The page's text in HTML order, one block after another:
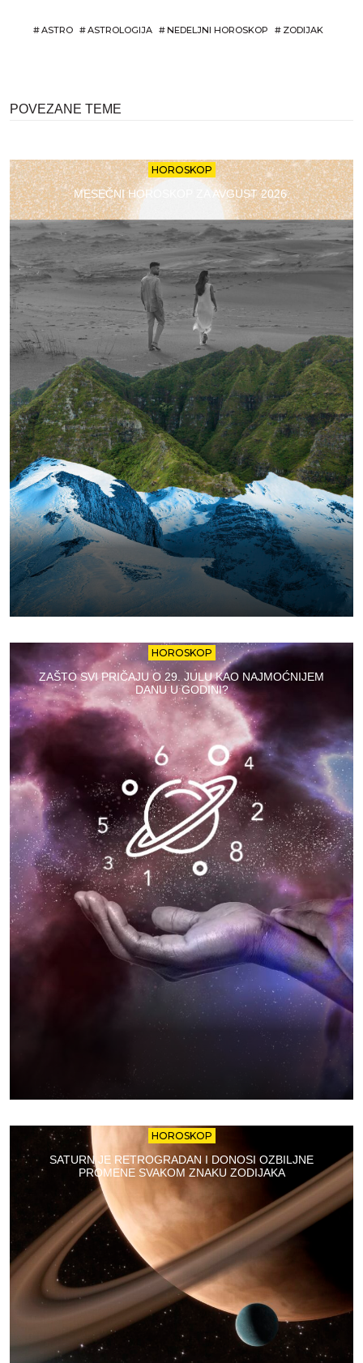
#ASTRO #ASTROLOGIJA #NEDELJNI HOROSKOP # ZODIJAK
POVEZANE TEME
HOROSKOP
MESEČNI HOROSKOP ZA AVGUST 2026.
HOROSKOP
ZAŠTO SVI PRIČAJU O 29. JULU KAO NAJMOĆNIJEM
DANU U GODINI?
HOROSKOP
SATURN JE RETROGRADAN I DONOSI OZBILJNE
PROMENE SVAKOM ZNAKU ZODIJAKA